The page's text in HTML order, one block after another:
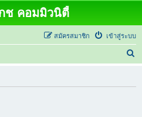
ช คอมมิวนิตี้
เข้าสู่ระบบ
สมัครสมาชิก